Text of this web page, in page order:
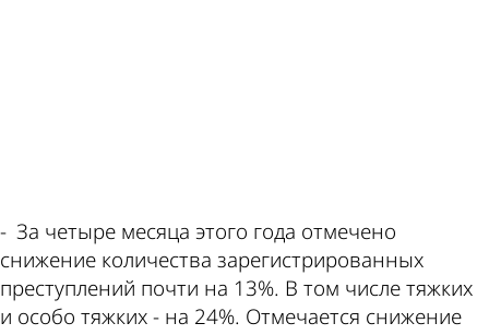
- За четыре месяца этого года отмечено
снижение количества зарегистрированных
преступлений почти на 13%. В том числе тяжких
и особо тяжких - на 24%. Отмечается снижение
этой
в